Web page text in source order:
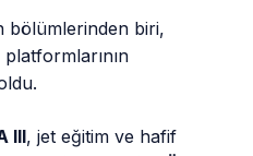
bölümlerinden biri,
III, jet eğitim ve hafif